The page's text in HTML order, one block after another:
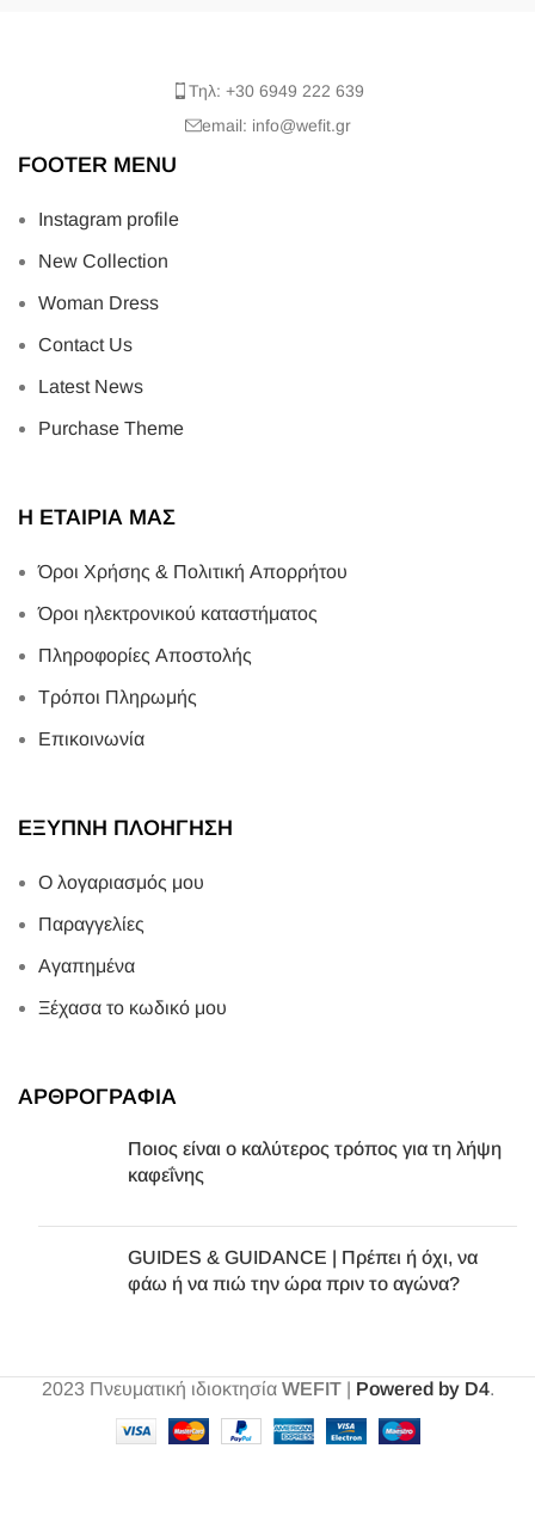
Τηλ: +30 6949 222 639
email: info@wefit.gr
FOOTER MENU
Instagram profile
New Collection
Woman Dress
Contact Us
Latest News
Purchase Theme
Η ΕΤΑΙΡΙΑ ΜΑΣ
Όροι Χρήσης & Πολιτική Απορρήτου
Όροι ηλεκτρονικού καταστήματος
Πληροφορίες Αποστολής
Τρόποι Πληρωμής
Επικοινωνία
ΕΞΥΠΝΗ ΠΛΟΗΓΗΣΗ
Ο λογαριασμός μου
Παραγγελίες
Αγαπημένα
Ξέχασα το κωδικό μου
ΑΡΘΡΟΓΡΑΦΙΑ
Ποιος είναι ο καλύτερος τρόπος για τη λήψη
καφεΐνης
GUIDES & GUIDANCE | Πρέπει ή όχι, να
φάω ή να πιώ την ώρα πριν το αγώνα?
2023 Πνευματική ιδιοκτησία WEFIT| Powered by D4.